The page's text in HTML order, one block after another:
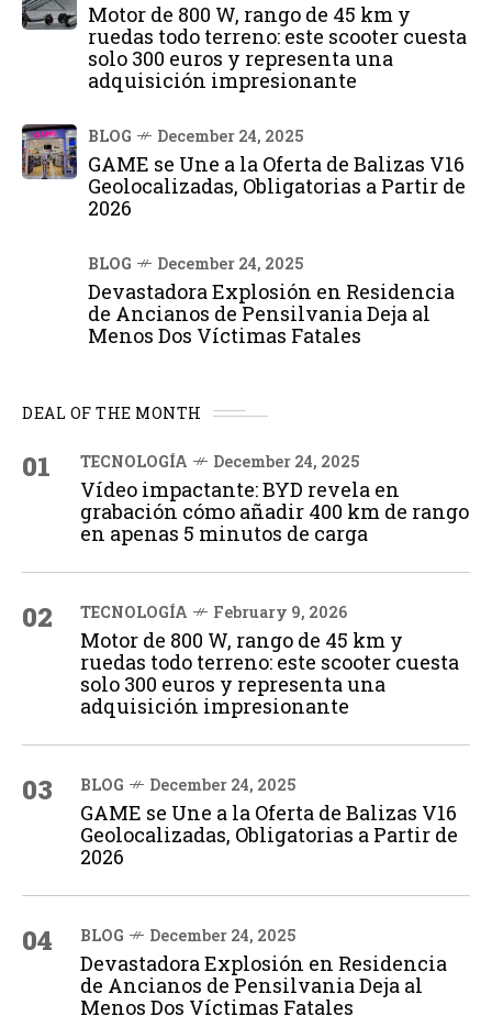
Motor de 800 W, rango de 45 km y
ruedas todo terreno: este scooter cuesta
solo 300 euros y representa una
adquisición impresionante
BLOG December 24, 2025
GAME se Une a la Oferta de Balizas V16
Geolocalizadas, Obligatorias a Partir de
2026
BLOG December 24, 2025
Devastadora Explosión en Residencia
de Ancianos de Pensilvania Deja al
Menos Dos Víctimas Fatales
DEAL OF THE MONTH
01 TECNOLOGÍA December 24, 2025
Vídeo impactante: BYD revela en
grabación cómo añadir 400 km de rango
en apenas 5 minutos de carga
02 TECNOLOGÍA February 9, 2026
Motor de 800 W, rango de 45 km y
ruedas todo terreno: este scooter cuesta
solo 300 euros y representa una
adquisición impresionante
03 BLOG December 24, 2025
GAME se Une a la Oferta de Balizas V16
Geolocalizadas, Obligatorias a Partir de
2026
04 BLOG December 24, 2025
Devastadora Explosión en Residencia
de Ancianos de Pensilvania Deja al
Menos Dos Víctimas Fatales